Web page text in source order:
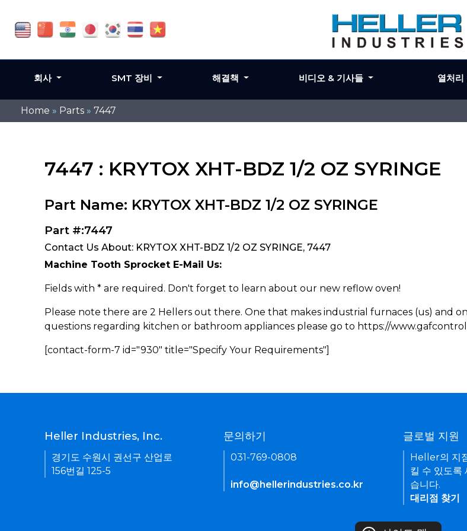
Home » Parts » 7447
7447 : KRYTOX XHT-BDZ 1/2 OZ SYRINGE
Part Name: KRYTOX XHT-BDZ 1/2 OZ SYRINGE
Part #:7447
Contact Us About: KRYTOX XHT-BDZ 1/2 OZ SYRINGE, 7447
Machine Tooth Sprocket E-Mail Us:
Fields with * are required. Don't forget to learn about our new reflow oven!
Please note there are 2 Hellers out there. One that makes industrial furnaces (us) and
questions regarding kitchen or bathroom appliances please go to https://
[contact-form-7 id="930" title="Specify Your Requirements"]
회사 SMT 장비 해결책 비디오 & 기사들 열처리
Heller Industries, Inc.
경기도 수원시 권선구 산업로
156번길 125-5
문의하기
031-769-0808
info@hellerindustries.co.kr
글로벌 지원
Heller의 지
킬 수 있도록
습니다.
대리점 찾기